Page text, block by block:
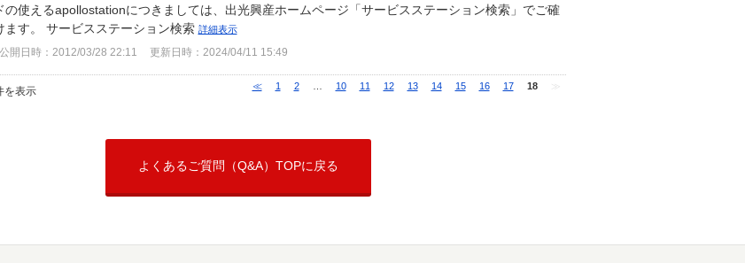
の使えるapollostationにつきましては、出光興産ホームページ「サービスステーション検索」でご確
ます。 サービスステーション検索 詳細表示
公開日時：2012/03/28 22:11 更新日時：2024/04/11 15:49
を表示 ≪ 1 2 10 11 12 13 14 15 16 17 18
よくあるご質問（Q&A）TOPに戻る